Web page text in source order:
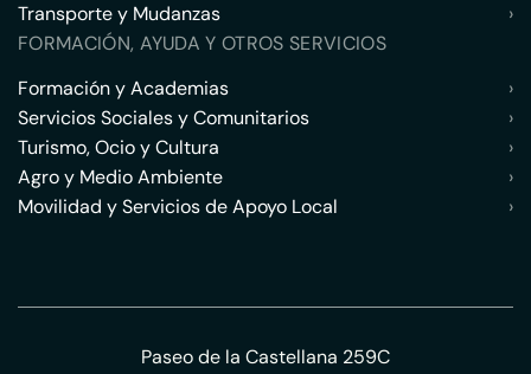
Transporte y Mudanzas
›
FORMACIÓN, AYUDA Y OTROS SERVICIOS
Formación y Academias
›
Servicios Sociales y Comunitarios
›
Turismo, Ocio y Cultura
›
Agro y Medio Ambiente
›
Movilidad y Servicios de Apoyo Local
›
Paseo de la Castellana 259C